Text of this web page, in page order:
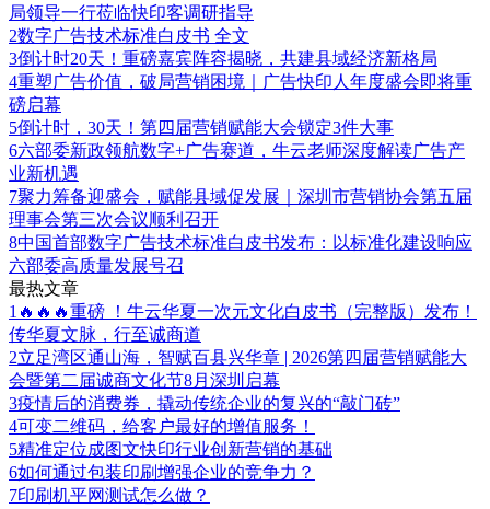
局领导一行莅临快印客调研指导
2数字广告技术标准白皮书 全文
3倒计时20天！重磅嘉宾阵容揭晓，共建县域经济新格局
4重塑广告价值，破局营销困境｜广告快印人年度盛会即将重
磅启幕
5倒计时，30天！第四届营销赋能大会锁定3件大事
6六部委新政领航数字+广告赛道，牛云老师深度解读广告产
业新机遇
7聚力筹备迎盛会，赋能县域促发展｜深圳市营销协会第五届
理事会第三次会议顺利召开
8中国首部数字广告技术标准白皮书发布：以标准化建设响应
六部委高质量发展号召
最热文章
1 🔥🔥🔥重磅 ！牛云华夏一次元文化白皮书（完整版）发布！
传华夏文脉，行至诚商道
2立足湾区通山海，智赋百县兴华章 | 2026第四届营销赋能大
会暨第二届诚商文化节8月深圳启幕
3疫情后的消费券，撬动传统企业的复兴的“敲门砖”
4可变二维码，给客户最好的增值服务！
5精准定位成图文快印行业创新营销的基础
6如何通过包装印刷增强企业的竞争力？
7印刷机平网测试怎么做？